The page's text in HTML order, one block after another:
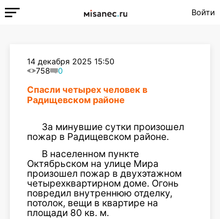
Войти
14 декабря 2025 15:50
758
0
Спасли четырех человек в
Радищевском районе
За минувшие сутки произошел
пожар в Радищевском районе.
В населенном пункте
Октябрьском на улице Мира
произошел пожар в двухэтажном
четырехквартирном доме. Огонь
повредил внутреннюю отделку,
потолок, вещи в квартире на
площади 80 кв. м.